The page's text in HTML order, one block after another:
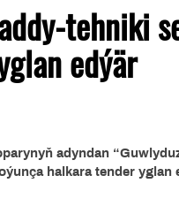
tehniki
edýär
adyndan
halkara tender yglan